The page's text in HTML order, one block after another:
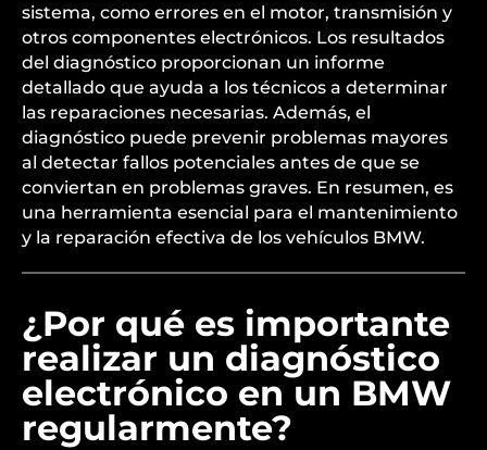
sistema, como errores en el motor, transmisión y
otros componentes electrónicos. Los resultados
del diagnóstico proporcionan un informe
detallado que ayuda a los técnicos a determinar
las reparaciones necesarias. Además, el
diagnóstico puede prevenir problemas mayores
al detectar fallos potenciales antes de que se
conviertan en problemas graves. En resumen, es
una herramienta esencial para el mantenimiento
y la reparación efectiva de los vehículos BMW.
¿Por qué es importante
realizar un diagnóstico
electrónico en un BMW
regularmente?